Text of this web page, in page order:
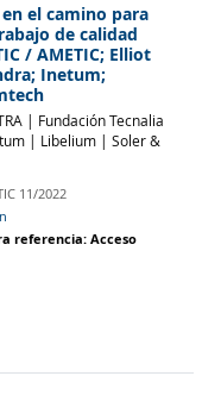
el camino para
de calidad
/ AMETIC; Elliot
Inetum;
| Fundación Tecnalia
| Libelium |Soler &
11/2022
referencia:Acceso